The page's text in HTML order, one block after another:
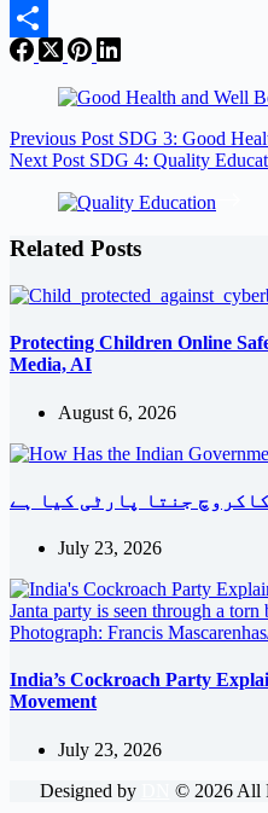
Email
Share
Previous Post SDG 3: Good
Next Post SDG 4: Quality
Related Posts
Protecting Children Online
Media, AI
August 6, 2026
جنتا پارٹی کیا ہے
July 23, 2026
India’s Cockroach Party
Movement
July 23, 2026
Designed by
© 2026All